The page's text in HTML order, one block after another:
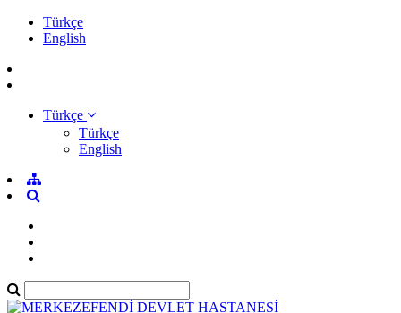
Türkçe
English
Türkçe
Türkçe
English